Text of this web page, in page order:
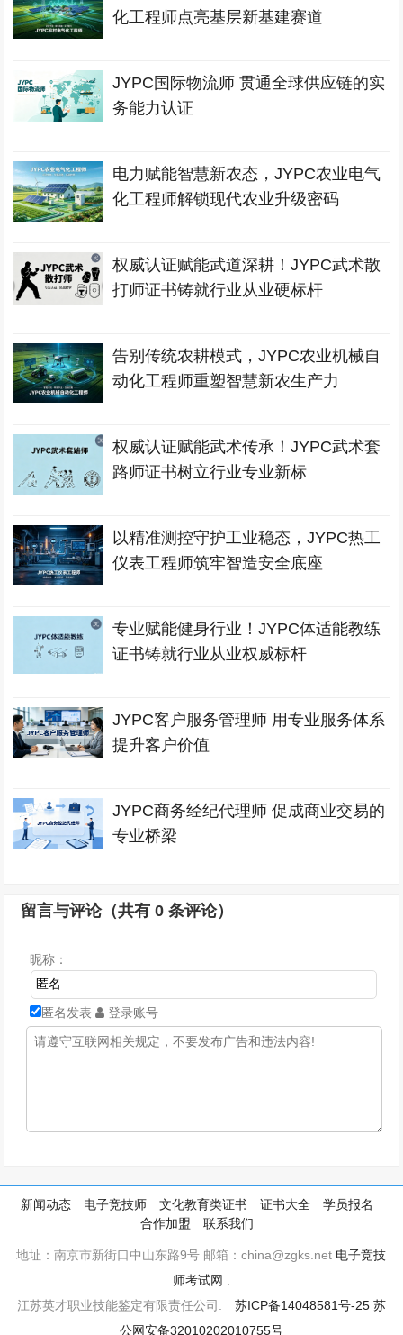
化工程师点亮基层新基建赛道
JYPC国际物流师 贯通全球供应链的实
务能力认证
电力赋能智慧新农态，JYPC农业电气
化工程师解锁现代农业升级密码
权威认证赋能武道深耕！JYPC武术散
打师证书铸就行业从业硬标杆
告别传统农耕模式，JYPC农业机械自
动化工程师重塑智慧新农生产力
权威认证赋能武术传承！JYPC武术套
路师证书树立行业专业新标
以精准测控守护工业稳态，JYPC热工
仪表工程师筑牢智造安全底座
专业赋能健身行业！JYPC体适能教练
证书铸就行业从业权威标杆
JYPC客户服务管理师 用专业服务体系
提升客户价值
JYPC商务经纪代理师 促成商业交易的
专业桥梁
留言与评论（共有0 条评论）
昵称：
匿名发表 登录账号
新闻动态 电子竞技师 文化教育类证书 证书大全
学员报名
合作加盟
联系我们
地址：南京市新街口中山东路9号 邮箱：china@zgks.net 电子竞技
师考试网
江苏英才职业技能鉴定有限责任公司. 苏ICP备14048581号-25 苏
公网安备32010202010755号